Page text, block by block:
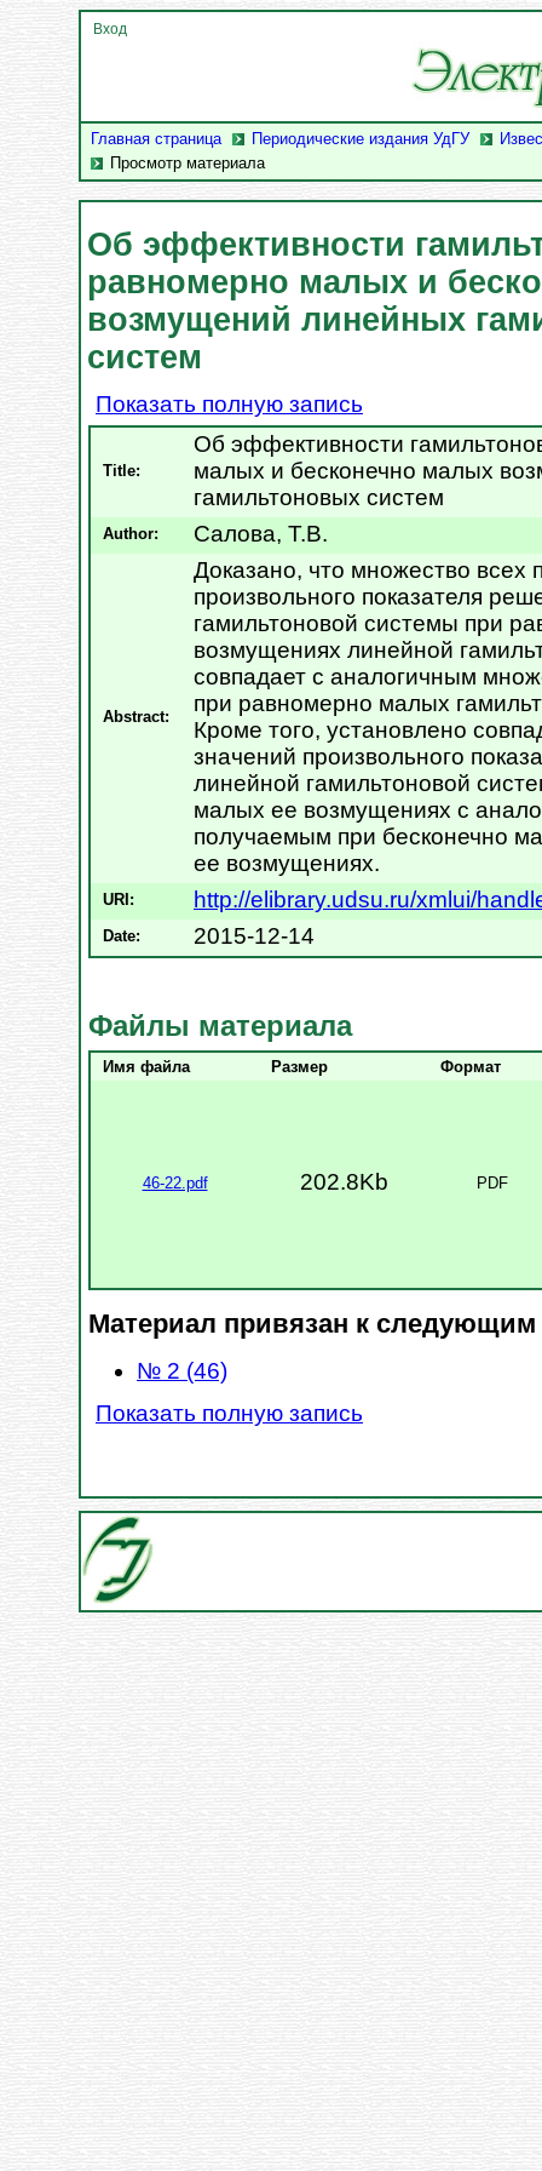
Главная страница Периодические издания УдГУ
Просмотр материала
Вход
Об эффективности
равномерно малых и
возмущений линейных
систем
Показать полную запись
Title:
Об эффективности
малых и бесконечно малых
гамильтоновых систем
Author: Салова, Т.В.
Abstract:
Доказано, что множество всех
произвольного показателя
гамильтоновой системы при
возмущениях линейной
совпадает с аналогичным
при равномерно малых
Кроме того, установлено
значений произвольного
линейной гамильтоновой
малых ее возмущениях с
получаемым при бесконечно
ее возмущениях.
URI: http://elibrary.udsu.ru/xmlui/
Date: 2015-12-14
Файлы материала
Имя файла Размер Формат
46-22.pdf 202.8Kb PDF
Материал привязан к следующим
№ 2 (46)
Показать полную запись